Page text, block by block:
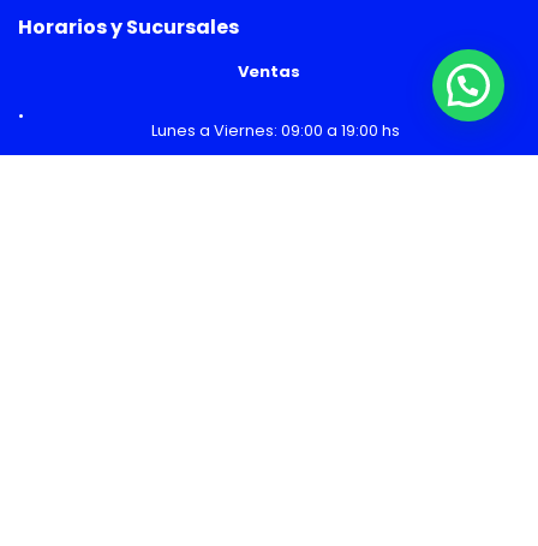
Horarios y Sucursales
Ventas
Lunes a Viernes: 09:00 a 19:00 hs